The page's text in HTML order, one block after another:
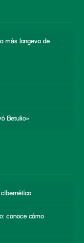
más longevo de
Betulio»
conoce cómo